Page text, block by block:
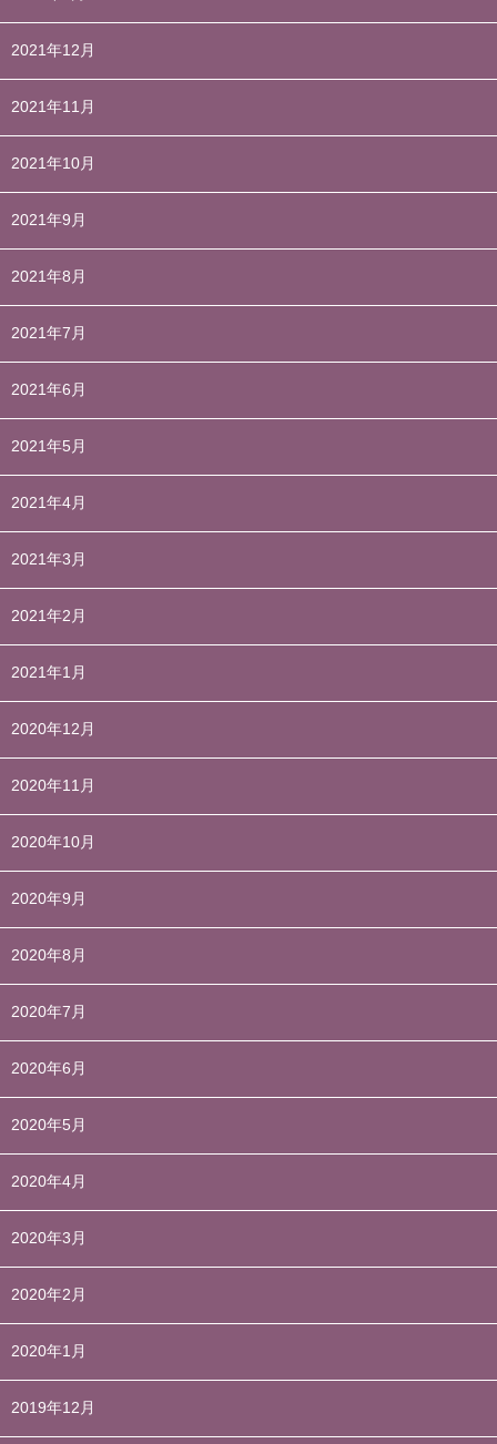
2021年12月
2021年11月
2021年10月
2021年9月
2021年8月
2021年7月
2021年6月
2021年5月
2021年4月
2021年3月
2021年2月
2021年1月
2020年12月
2020年11月
2020年10月
2020年9月
2020年8月
2020年7月
2020年6月
2020年5月
2020年4月
2020年3月
2020年2月
2020年1月
2019年12月